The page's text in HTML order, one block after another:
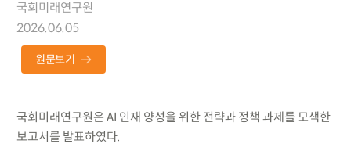
국회미래연구원
2026.06.05
원문보기
국회미래연구원은 AI 인재 양성을 위한 전략과 정책 과제를 모색한
보고서를 발표하였다.